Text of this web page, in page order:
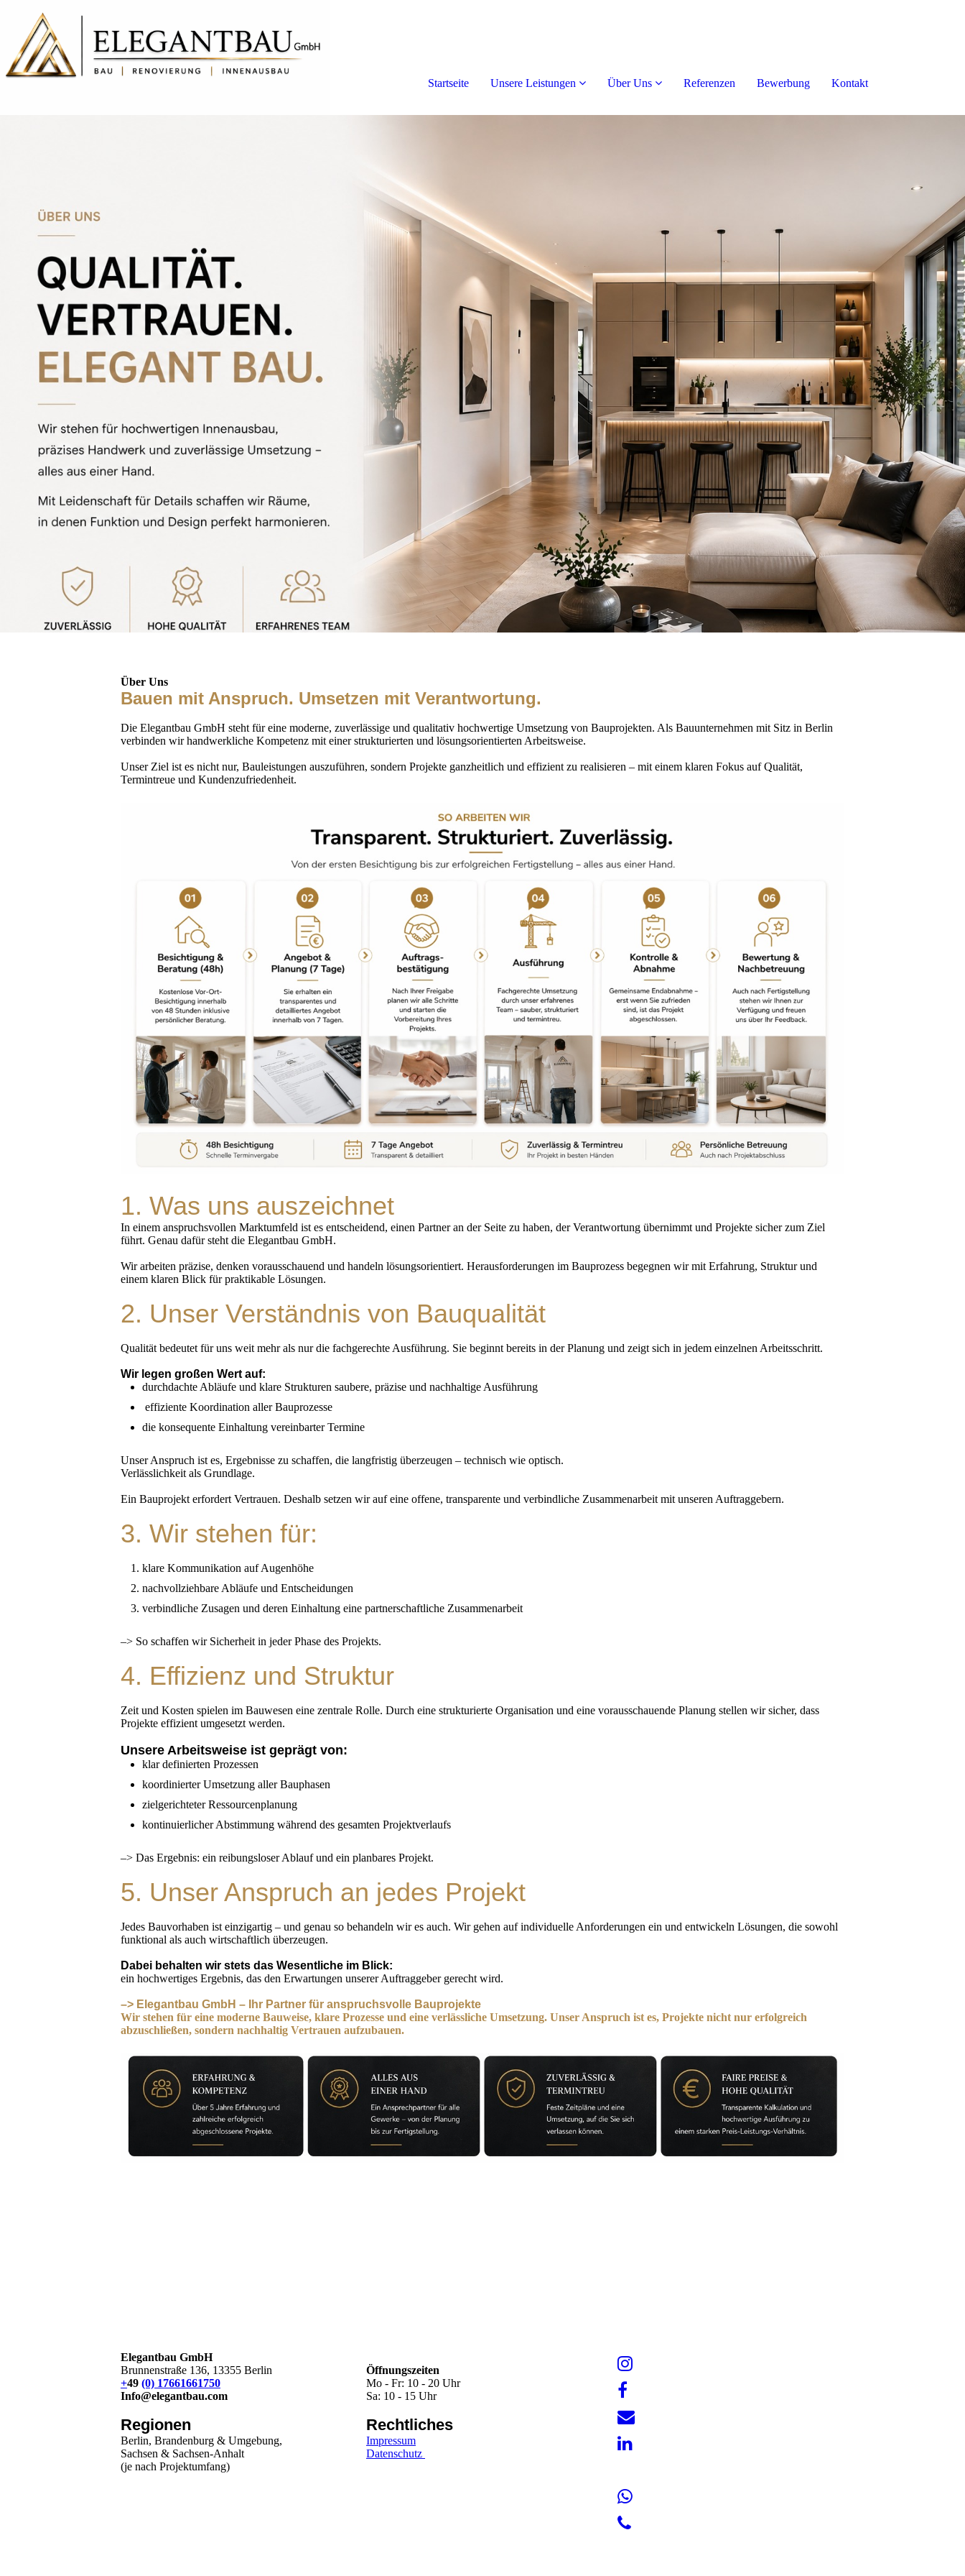
Startseite Unsere Leistungen Über Uns Referenzen Bewerbung Kontakt
Über Uns
Bauen mit Anspruch. Umsetzen mit Verantwortung.
Die Elegantbau GmbH steht für eine moderne, zuverlässige und qualitativ hochwertige Umsetzung von Bauprojekten. Als Bauunternehmen mit Sitz in Berlin
verbinden wir handwerkliche Kompetenz mit einer strukturierten und lösungsorientierten Arbeitsweise.
Unser Ziel ist es nicht nur, Bauleistungen auszuführen, sondern Projekte ganzheitlich und effizient zu realisieren – mit einem klaren Fokus auf Qualität,
Termintreue und Kundenzufriedenheit.
1. Was uns auszeichnet
In einem anspruchsvollen Marktumfeld ist es entscheidend, einen Partner an der Seite zu haben, der Verantwortung übernimmt und Projekte sicher zum Ziel
führt. Genau dafür steht die Elegantbau GmbH.
Wir arbeiten präzise, denken vorausschauend und handeln lösungsorientiert. Herausforderungen im Bauprozess begegnen wir mit Erfahrung, Struktur und
einem klaren Blick für praktikable Lösungen.
2. Unser Verständnis von Bauqualität
Qualität bedeutet für uns weit mehr als nur die fachgerechte Ausführung. Sie beginnt bereits in der Planung und zeigt sich in jedem einzelnen Arbeitsschritt.
Wir legen großen Wert auf:
durchdachte Abläufe und klare Strukturen saubere, präzise und nachhaltige Ausführung
effiziente Koordination aller Bauprozesse
die konsequente Einhaltung vereinbarter Termine
Unser Anspruch ist es, Ergebnisse zu schaffen, die langfristig überzeugen – technisch wie optisch.
Verlässlichkeit als Grundlage.
Ein Bauprojekt erfordert Vertrauen. Deshalb setzen wir auf eine offene, transparente und verbindliche Zusammenarbeit mit unseren Auftraggebern.
3. Wir stehen für:
klare Kommunikation auf Augenhöhe
nachvollziehbare Abläufe und Entscheidungen
verbindliche Zusagen und deren Einhaltung eine partnerschaftliche Zusammenarbeit
–> So schaffen wir Sicherheit in jeder Phase des Projekts.
4. Effizienz und Struktur
Zeit und Kosten spielen im Bauwesen eine zentrale Rolle. Durch eine strukturierte Organisation und eine vorausschauende Planung stellen wir sicher, dass
Projekte effizient umgesetzt werden.
Unsere Arbeitsweise ist geprägt von:
klar definierten Prozessen
koordinierter Umsetzung aller Bauphasen
zielgerichteter Ressourcenplanung
kontinuierlicher Abstimmung während des gesamten Projektverlaufs
–> Das Ergebnis: ein reibungsloser Ablauf und ein planbares Projekt.
5. Unser Anspruch an jedes Projekt
Jedes Bauvorhaben ist einzigartig – und genau so behandeln wir es auch. Wir gehen auf individuelle Anforderungen ein und entwickeln Lösungen, die sowohl
funktional als auch wirtschaftlich überzeugen.
Dabei behalten wir stets das Wesentliche im Blick:
ein hochwertiges Ergebnis, das den Erwartungen unserer Auftraggeber gerecht wird.
–> Elegantbau GmbH – Ihr Partner für anspruchsvolle Bauprojekte
Wir stehen für eine moderne Bauweise, klare Prozesse und eine verlässliche Umsetzung. Unser Anspruch ist es, Projekte nicht nur erfolgreich
abzuschließen, sondern nachhaltig Vertrauen aufzubauen.
Elegantbau GmbH
Brunnenstraße 136, 13355 Berlin
+49 (0) 17661661750
Info@elegantbau.com
Regionen
Berlin, Brandenburg & Umgebung,
Sachsen & Sachsen-Anhalt
(je nach Projektumfang)
Öffnungszeiten
Mo - Fr: 10 - 20 Uhr
Sa: 10 - 15 Uhr
Rechtliches
Impressum
Datenschutz